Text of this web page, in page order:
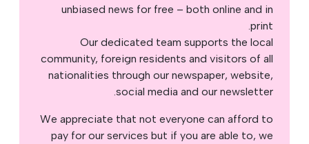
unbiased news for free – both online and in
print.
Our dedicated team supports the local
community, foreign residents and visitors of all
nationalities through our newspaper, website,
social media and our newsletter.
We appreciate that not everyone can afford to
pay for our services but if you are able to, we